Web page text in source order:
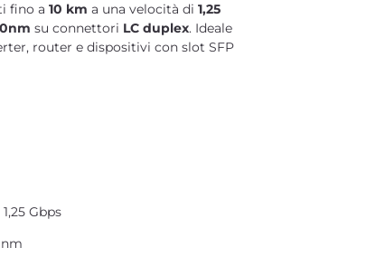
fino a 10 km a una velocità di 1,25
su connettori LC duplex. Ideale
router e dispositivi con slot SFP
1,25 Gbps
nm